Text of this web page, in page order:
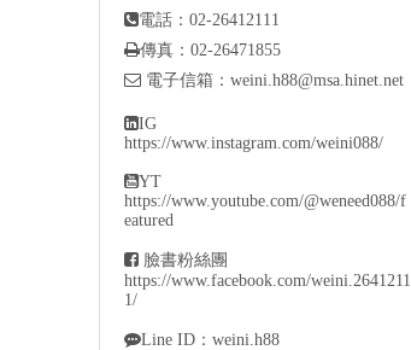
電話：02-26412111
傳真：02-26471855
 電子信箱： weini.h88@msa.hinet.net
IG
https://www.instagram.com/weini088/
YT
https://www.youtube.com/@weneed088/f
eatured
 臉書粉絲團
https://www.facebook.com/weini.2641211
1/
Line ID：weini.h88